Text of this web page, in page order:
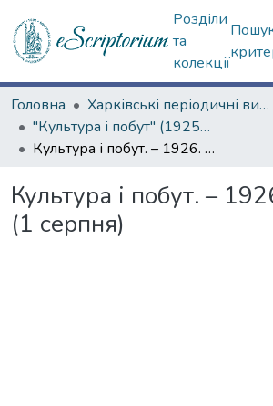
Розділи
та
колекції
Головна
Харківські періодичні видання
"Культура і побут" (1925–1928 рр.)
Культура і побут. – 1926. – № 31 (1 серпня)
Культура і побут. –
(1 серпня)